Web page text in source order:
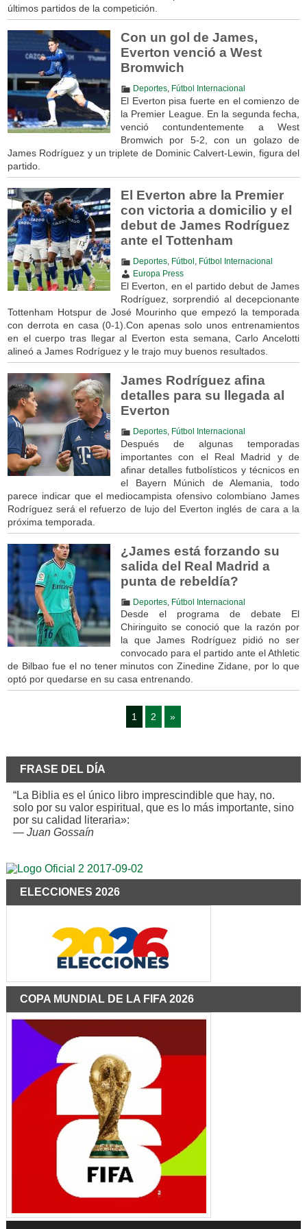
últimos partidos de la competición.
Con un gol de James,
Everton venció a West
Bromwich
Deportes, Fútbol Internacional
El Everton pisa fuerte en el comienzo de
la Premier League. En la segunda fecha,
venció contundentemente a West
Bromwich por 5-2, con un golazo de
James Rodríguez y un triplete de Dominic Calvert-Lewin, figura del
partido.
El Everton abre la Premier
con victoria a domicilio y el
debut de James Rodríguez
ante el Tottenham
Deportes, Fútbol
Fútbol Internacional
Europa Press
El Everton, en el partido debut de James
Rodríguez, sorprendió al decepcionante
Tottenham Hotspur de José Mourinho que empezó la temporada
con derrota en casa (0-1).Con apenas solo unos entrenamientos
en el cuerpo tras llegar al Everton esta semana, Carlo Ancelotti
alineó a James Rodríguez y le trajo muy buenos resultados.
James Rodríguez afina
detalles para su llegada al
Everton
Deportes, Fútbol Internacional
Después de algunas temporadas
importantes con el Real Madrid y de
afinar detalles futbolísticos y técnicos en
el Bayern Múnich de Alemania, todo
parece indicar que el mediocampista ofensivo colombiano James
Rodríguez será el refuerzo de lujo del Everton inglés de cara a la
próxima temporada.
¿James está forzando su
salida del Real Madrid a
punta de rebeldía?
Deportes, Fútbol Internacional
Desde el programa de debate El
Chiringuito se conoció que la razón por
la que James Rodríguez pidió no ser
convocado para el partido ante el Athletic
de Bilbao fue el no tener minutos con Zinedine Zidane, por lo que
optó por quedarse en su casa entrenando.
1 2 »
FRASE DEL DÍA
“La Biblia es el único libro imprescindible que hay, no.
solo por su valor espiritual, que es lo más importante, sino
por su calidad literaria»:
— Juan Gossaín
ELECCIONES 2026
COPA MUNDIAL DE LA FIFA 2026